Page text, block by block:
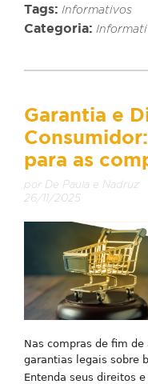
Tags: Informativos
Categoria:
Garantia e
para as
por De Paula e Nadruz
26/11/2025
Nas compras de fim
garantias legais sobre
Entenda seus direitos